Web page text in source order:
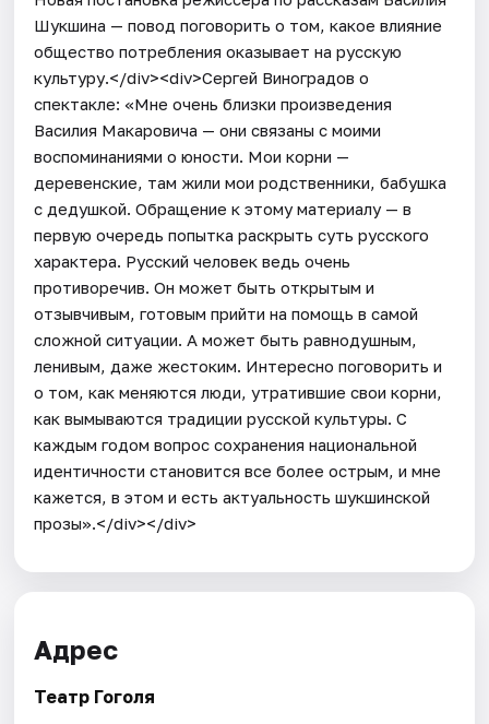
Шукшина — повод поговорить о том, какое влияние
общество потребления оказывает на русскую
культуру.</div><div>Сергей Виноградов о
спектакле: «Мне очень близки произведения
Василия Макаровича — они связаны с моими
воспоминаниями о юности. Мои корни —
деревенские, там жили мои родственники, бабушка
с дедушкой. Обращение к этому материалу — в
первую очередь попытка раскрыть суть русского
характера. Русский человек ведь очень
противоречив. Он может быть открытым и
отзывчивым, готовым прийти на помощь в самой
сложной ситуации. А может быть равнодушным,
ленивым, даже жестоким. Интересно поговорить и
о том, как меняются люди, утратившие свои корни,
как вымываются традиции русской культуры. С
каждым годом вопрос сохранения национальной
идентичности становится все более острым, и мне
кажется, в этом и есть актуальность шукшинской
прозы».</div></div>
Адрес
Театр Гоголя